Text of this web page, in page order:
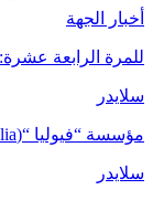
أخبار الجهة
للمرة الرابعة
سلايدر
مؤسسة “فيوليا “(Veolia) تطلق مركزاً بالرباط لدعم التدخلات الإنسانية في…
سلايدر